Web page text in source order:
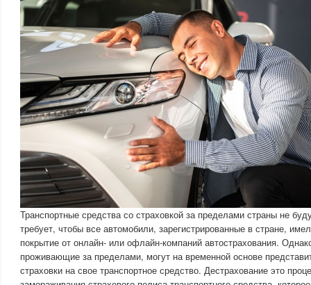
Транспортные средства со страховкой за пределами страны не
требует, чтобы все автомобили, зарегистрированные в стране,
покрытие от онлайн- или офлайн-компаний автострахования.
проживающие за пределами, могут на временной основе
страховки на свое транспортное средство. Дестрахование это